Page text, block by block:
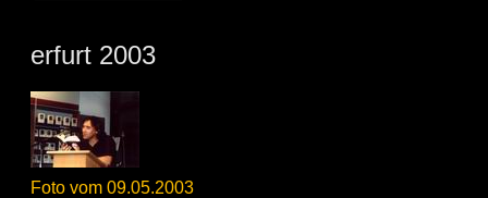
erfurt 2003
Foto vom 09.05.2003